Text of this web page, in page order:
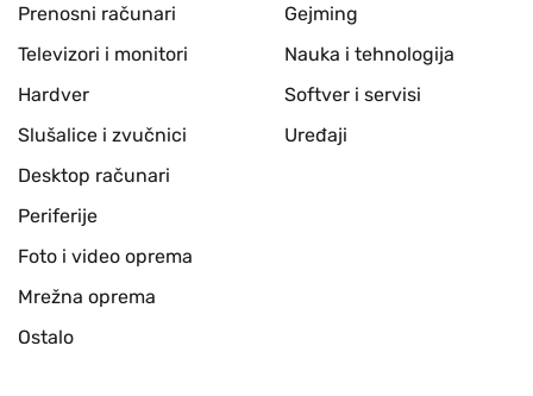
Prenosni računari
Televizori i monitori
Hardver
Slušalice i zvučnici
Desktop računari
Periferije
Foto i video oprema
Mrežna oprema
Ostalo
Gejming
Nauka i tehnologija
Softver i servisi
Uređaji